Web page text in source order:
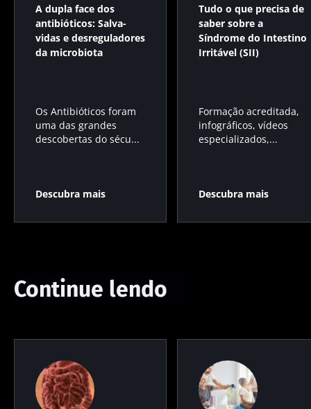
A dupla face dos
antibióticos: Salva-
vidas e desreguladores
da microbiota
Os Antibióticos foram
uma das grandes
descobertas do sécu...
Descubra mais
Tudo o que precisa de
saber sobre a
Síndrome do Intestino
Irritável (SII)
Formação acreditada,
infográficos, vídeos
especializados,...
Descubra mais
Continue lendo